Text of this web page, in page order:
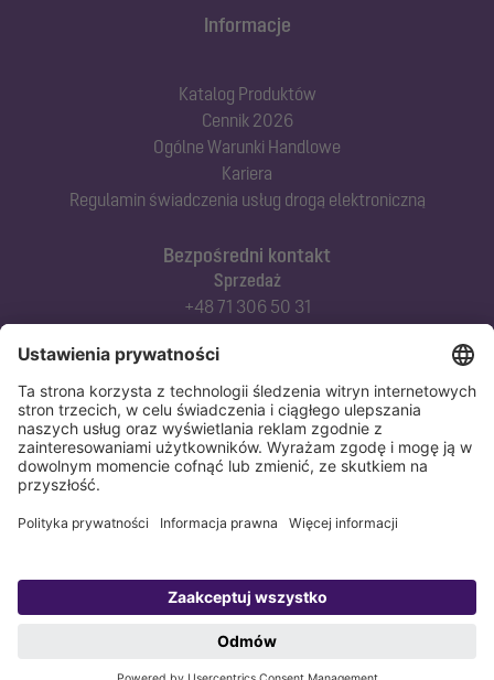
Bezpośredni kontakt
Sprzedaż
+48 71 306 50 31
Doradztwo techniczne
Serwis techniczny
+48 71 306 50 51
Informacje
Katalog Produktów
Cennik 2026
Ogólne Warunki Handlowe
Kariera
Regulamin świadczenia usług drogą elektroniczną
Copyright 1998-2026 KESSEL Sp. z o.o., ul. Innowacyjna 2, Biskupice Podgórne,
Polityka prywatności Stopka redakcyjna